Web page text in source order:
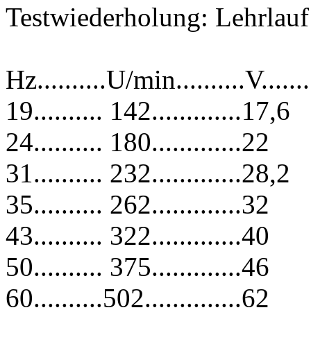
Testwiederholung:
Hz..........U/
19.......... 142.............17,6
24.......... 180.............22
31.......... 232.............28,2
35.......... 262.............32
43.......... 322.............40
50.......... 375.............46
60..........502..............62